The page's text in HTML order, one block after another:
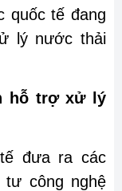
quốc tế đang
lý nước thải
hỗ trợ xử lý
đưa ra các
tư công nghệ